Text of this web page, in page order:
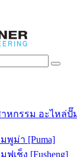
กรรม อะไหล่ปั๊ม
พูม่า [Puma]
ฟูเช็ง [Fusheng]